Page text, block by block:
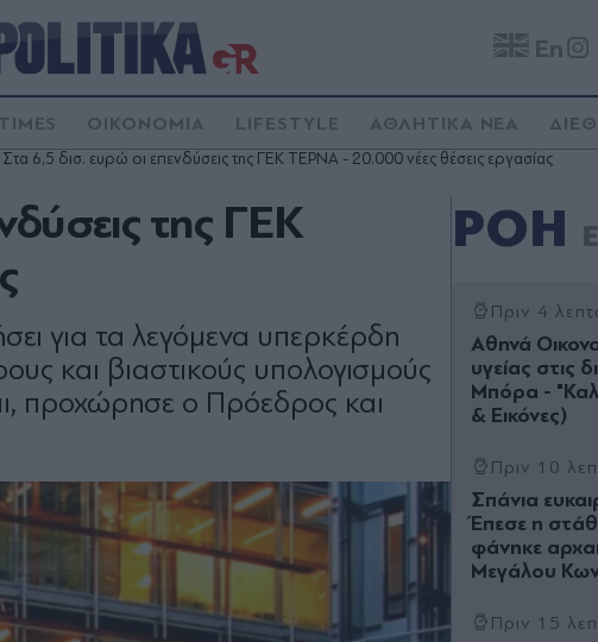
En
ΟΙΚΟΝΟΜΙΑ LIFESTYLE ΑΘΛΗΤΙΚΑ ΝΕΑ
Στα 6,5 δισ. ευρώ οι επενδύσεις της ΓΕΚ ΤΕΡΝΑ - 20.000 νέες θέσεις εργασίας
της ΓΕΚ
για τα λεγόμενα υπερκέρδη
και βιαστικούς υπολογισμούς
προχώρησε ο Πρόεδρος και
ΡΟΗ
Πριν 4
Αθηνά
υγείας στις
Μπόρα -
& Εικόνες)
Πριν 10
Σπάνια
Έπεσε η
φάνηκε
Μεγάλου
Πριν 15